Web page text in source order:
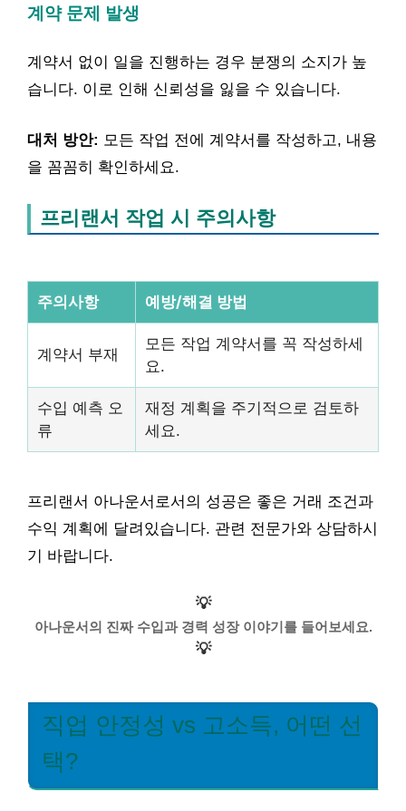
계약 문제 발생
계약서 없이 일을 진행하는 경우 분쟁의 소지가 높
습니다. 이로 인해 신뢰성을 잃을 수 있습니다.
대처 방안: 모든 작업 전에 계약서를 작성하고, 내용
을 꼼꼼히 확인하세요.
프리랜서 작업 시 주의사항
주의사항 예방/해결 방법
계약서 부재
모든 작업 계약서를 꼭 작성하세
요.
수입 예측 오
류
재정 계획을 주기적으로 검토하
세요.
프리랜서 아나운서로서의 성공은 좋은 거래 조건과
수익 계획에 달려있습니다. 관련 전문가와 상담하시
기 바랍니다.
💡
아나운서의 진짜 수입과 경력 성장 이야기를 들어보세요.
💡
직업 안정성 vs 고소득, 어떤 선
택?